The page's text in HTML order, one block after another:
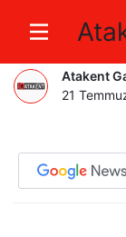
Sığınak
Atakent
21